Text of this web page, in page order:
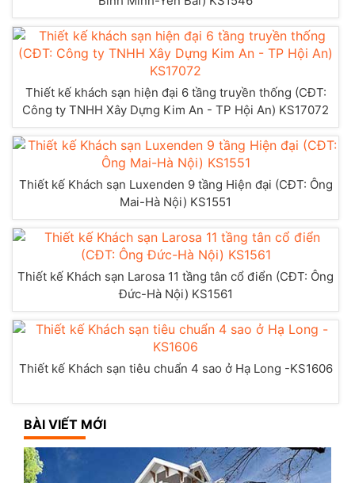
Thiết kế khách sạn hiện đại 6 tầng truyền thống (CĐT:
Công ty TNHH Xây Dựng Kim An - TP Hội An) KS17072
Thiết kế Khách sạn Luxenden 9 tầng Hiện đại (CĐT: Ông
Mai-Hà Nội) KS1551
Thiết kế Khách sạn Larosa 11 tầng tân cổ điển (CĐT: Ông
Đức-Hà Nội) KS1561
Thiết kế Khách sạn tiêu chuẩn 4 sao ở Hạ Long -KS1606
BÀI VIẾT MỚI